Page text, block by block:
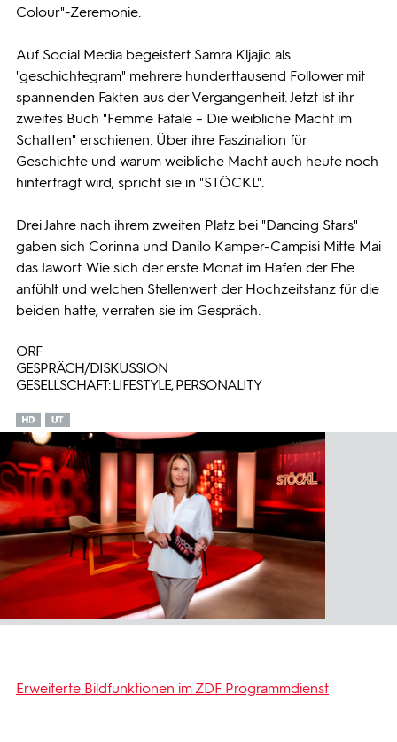
Colour"-Zeremonie.
Auf Social Media begeistert Samra Kljajic als
"geschichtegram" mehrere hunderttausend Follower mit
spannenden Fakten aus der Vergangenheit. Jetzt ist ihr
zweites Buch "Femme Fatale – Die weibliche Macht im
Schatten" erschienen. Über ihre Faszination für
Geschichte und warum weibliche Macht auch heute noch
hinterfragt wird, spricht sie in "STÖCKL".
Drei Jahre nach ihrem zweiten Platz bei "Dancing Stars"
gaben sich Corinna und Danilo Kamper-Campisi Mitte Mai
das Jawort. Wie sich der erste Monat im Hafen der Ehe
anfühlt und welchen Stellenwert der Hochzeitstanz für die
beiden hatte, verraten sie im Gespräch.
ORF
GESPRÄCH/DISKUSSION
GESELLSCHAFT: LIFESTYLE, PERSONALITY
Erweiterte Bildfunktionen im ZDF Programmdienst